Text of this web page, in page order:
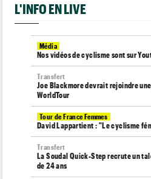
L'INFO EN LIVE
Média
Nos vidéos de cyclisme sont sur
Transfert
Joe Blackmore devrait rejoindre
WorldTour
Tour de France Femmes
David Lappartient : "Le cyclisme
Transfert
La Soudal Quick-Step recrute un
de 24 ans